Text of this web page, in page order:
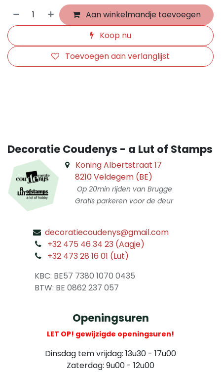
Aan winkelmandje toevoegen
Koop nu
Toevoegen aan verlanglijst
Decoratie Coudenys - a Lut of Stamps
Koning Albertstraat 17
8210 Veldegem (BE)
Op 20min rijden van Brugge
Gratis parkeren voor de deur
decoratiecoudenys@gmail.com
+32 475 46 34 23 (Aagje)
+32 473 28 16 01 (Lut)
KBC: BE57 7380 1070 0435
​ BTW: BE 0862 237 057
Openingsuren
LET OP! gewijzigde openingsuren!
Dinsdag tem vrijdag: 13u30 - 17u00
Zaterdag: 9u00 - 12u00